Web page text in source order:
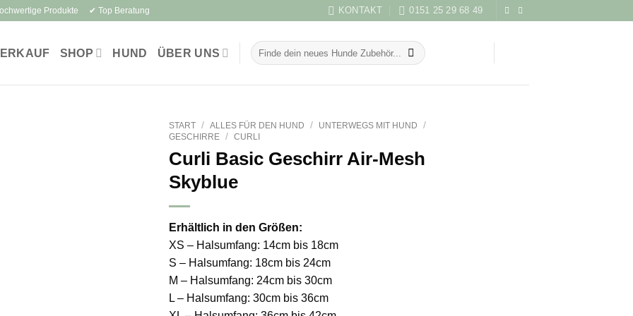
Produkte ✔ Top Beratung KONTAKT 0151 25 29 68 49
SHOP HUND ÜBER UNS
Suchen
nach:
START / ALLES FÜR DEN HUND / UNTERWEGS MIT HUND /
GESCHIRRE / CURLI
Curli Basic Geschirr Air-Mesh
Skyblue
Erhältlich in den Größen:
XS – Halsumfang: 14cm bis 18cm
S – Halsumfang: 18cm bis 24cm
M – Halsumfang: 24cm bis 30cm
L – Halsumfang: 30cm bis 36cm